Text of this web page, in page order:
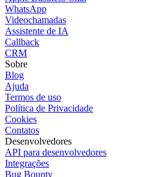
WhatsApp
Videochamadas
Assistente de IA
Callback
CRM
Sobre
Blog
Ajuda
Termos de uso
Política de Privacidade
Cookies
Contatos
Desenvolvedores
API para desenvolvedores
Integrações
Bug Bounty